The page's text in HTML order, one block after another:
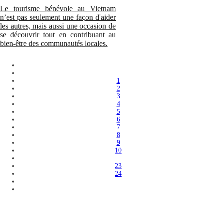
Le tourisme bénévole au Vietnam
n’est pas seulement une façon d'aider
les autres, mais aussi une occasion de
se découvrir tout en contribuant au
bien-être des communautés locales.
1
2
3
4
5
6
7
8
9
10
23
24